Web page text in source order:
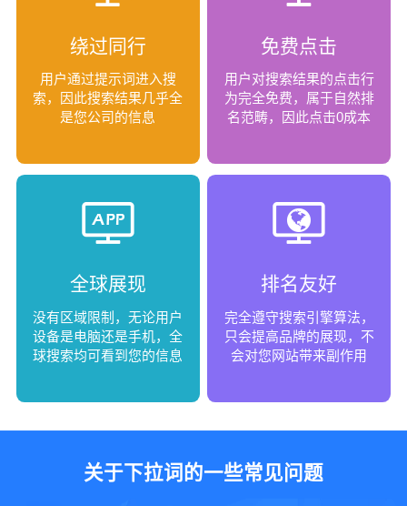
绕过同行
用户通过提示词进入搜
索，因此搜索结果几乎全
是您公司的信息
免费点击
用户对搜索结果的点击行
为完全免费，属于自然排
名范畴，因此点击0成本
全球展现
没有区域限制，无论用户
设备是电脑还是手机，全
球搜索均可看到您的信息
排名友好
完全遵守搜索引擎算法，
只会提高品牌的展现，不
会对您网站带来副作用
关于下拉词的一些常见问题